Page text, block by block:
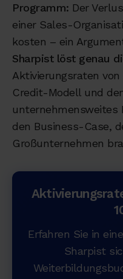
Programm: Der
einer Sales-
kosten – ein
Sharpist löst genau
Aktivierungsraten
Credit-Modell und
unternehmensweites
den Business-Case,
Großunternehmen
Erfahren Sie in
Sharpist